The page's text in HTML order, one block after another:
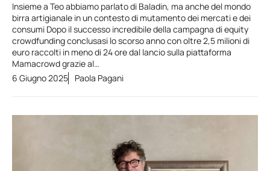
Insieme a Teo abbiamo parlato di Baladin, ma anche del mondo
birra artigianale in un contesto di mutamento dei mercati e dei
consumi Dopo il successo incredibile della campagna di equity
crowdfunding conclusasi lo scorso anno con oltre 2,5 milioni di
euro raccolti in meno di 24 ore dal lancio sulla piattaforma
Mamacrowd grazie al…
6 Giugno 2025
Paola Pagani